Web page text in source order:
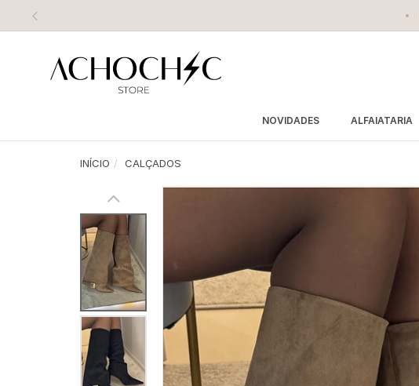
NOVIDADES ALFAIATARIA
INÍCIO CALÇADOS